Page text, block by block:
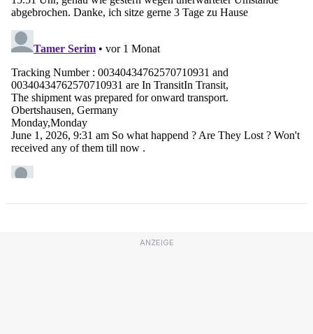
ANZEIGE